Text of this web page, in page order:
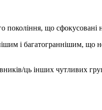
покоління, що
і багатограннішим, що
ць інших чутливих